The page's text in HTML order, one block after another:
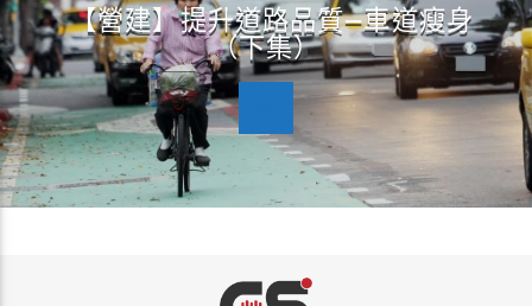
【營建】提升道路品質—車道瘦身
（下集）